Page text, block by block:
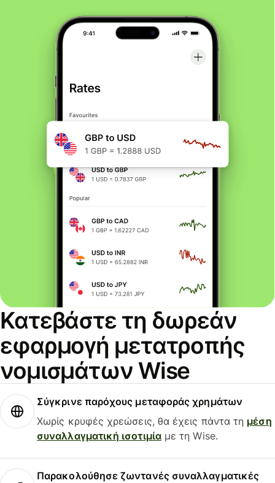
Κατεβάστε τη δωρεάν
εφαρμογή μετατροπής
νομισμάτων Wise
Σύγκρινε παρόχους μεταφοράς χρημάτων
Χωρίς κρυφές χρεώσεις, θα έχεις πάντα τη μέση
συναλλαγματική ισοτιμίαμε τη Wise.
Παρακολούθησε ζωντανές συναλλαγματικές